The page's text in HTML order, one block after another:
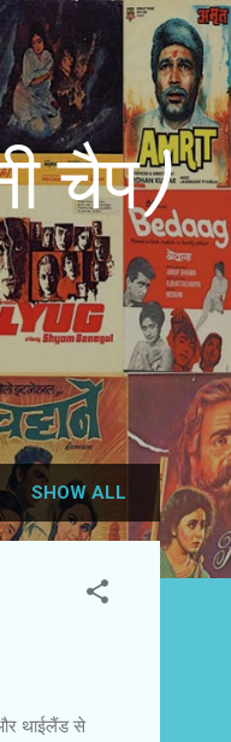
चैप)
SHOW ALL
और थाईलैंड से